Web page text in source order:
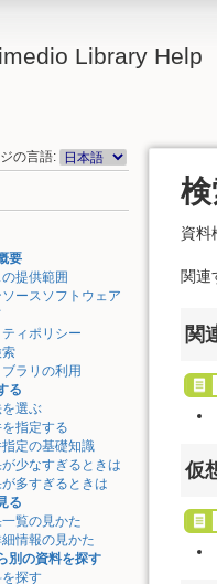
Library Help
の言語:
要
提供範囲
ースソフトウェア
ィポリシー
索
ラリの利用
る
選ぶ
指定する
定の基礎知識
少なすぎるときは
多すぎるときは
る
覧の見かた
情報の見かた
別の資料を探す
探す
資料
関連
関
仮